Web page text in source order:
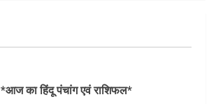
*आज का हिंदू पंचांग एवं राशिफल*